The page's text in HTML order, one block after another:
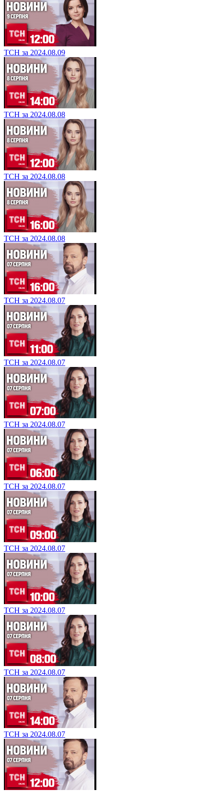
ТСН за 2024.08.09
ТСН за 2024.08.08
ТСН за 2024.08.08
ТСН за 2024.08.08
ТСН за 2024.08.07
ТСН за 2024.08.07
ТСН за 2024.08.07
ТСН за 2024.08.07
ТСН за 2024.08.07
ТСН за 2024.08.07
ТСН за 2024.08.07
ТСН за 2024.08.07